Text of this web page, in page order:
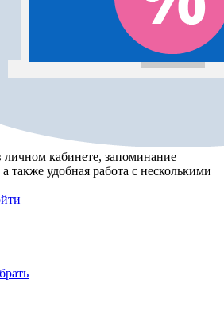
личном кабинете, запоминание
а также удобная работа с несколькими